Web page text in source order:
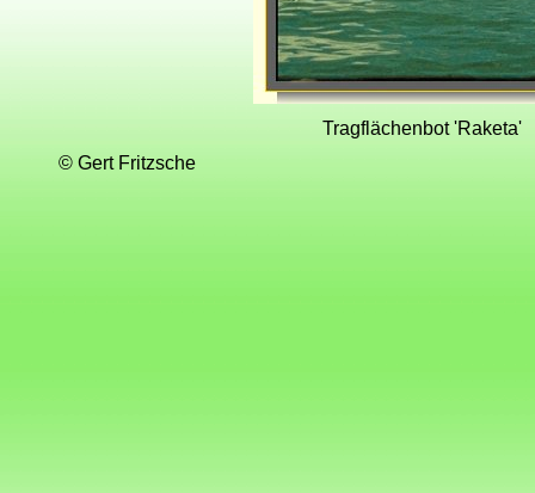
© Gert Fritzsche
Tragflächenbot 'Raketa'